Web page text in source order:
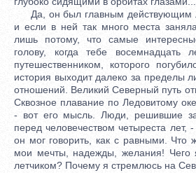
Да, он был главным действующим
и если в ней так много места
лишь потому, что самые
голову, когда тебе
путешественником, которого
история выходит далеко за пределы
отношений. Великий Северный путь
Сквозное плавание по Ледовитому
- вот его мысль. Люди, решившие
перед человечеством четыреста
он мог говорить, как с равными. Что
мои мечты, надежды, желания! Чего
летчиком? Почему я стремлюсь на